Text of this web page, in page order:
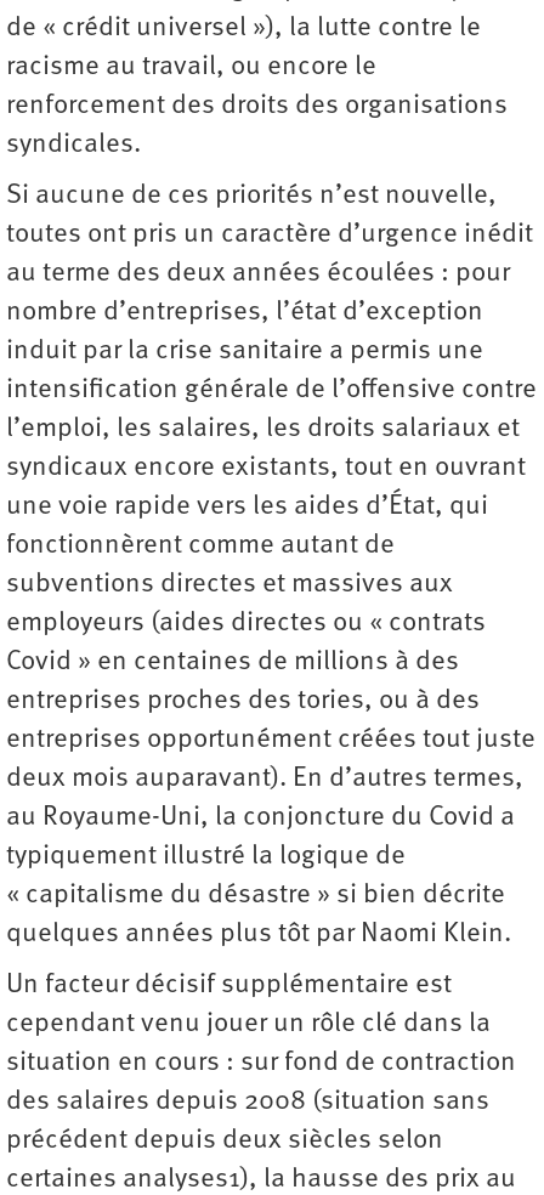
de « crédit universel »), la lutte contre le
racisme au travail, ou encore le
renforcement des droits des organisations
syndicales.
Si aucune de ces priorités n’est nouvelle,
toutes ont pris un caractère d’urgence inédit
au terme des deux années écoulées : pour
nombre d’entreprises, l’état d’exception
induit par la crise sanitaire a permis une
intensification générale de l’offensive contre
l’emploi, les salaires, les droits salariaux et
syndicaux encore existants, tout en ouvrant
une voie rapide vers les aides d’État, qui
fonctionnèrent comme autant de
subventions directes et massives aux
employeurs (aides directes ou « contrats
Covid » en centaines de millions à des
entreprises proches des tories, ou à des
entreprises opportunément créées tout juste
deux mois auparavant). En d’autres termes,
au Royaume-Uni, la conjoncture du Covid a
typiquement illustré la logique de
« capitalisme du désastre » si bien décrite
quelques années plus tôt par Naomi Klein.
Un facteur décisif supplémentaire est
cependant venu jouer un rôle clé dans la
situation en cours : sur fond de contraction
des salaires depuis 2008 (situation sans
précédent depuis deux siècles selon
certaines analyses1), la hausse des prix au